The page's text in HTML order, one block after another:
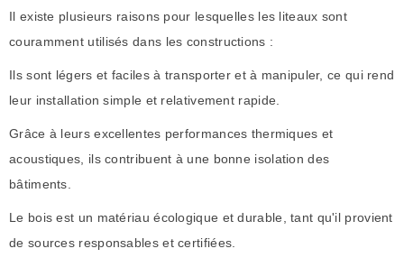
Il existe plusieurs raisons pour lesquelles les liteaux sont
couramment utilisés dans les constructions :
Ils sont légers et faciles à transporter et à manipuler, ce qui rend
leur installation simple et relativement rapide.
Grâce à leurs excellentes performances thermiques et
acoustiques, ils contribuent à une bonne isolation des
bâtiments.
Le bois est un matériau écologique et durable, tant qu'il provient
de sources responsables et certifiées.